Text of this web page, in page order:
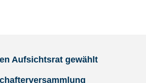
Aufsichtsrat gewählt